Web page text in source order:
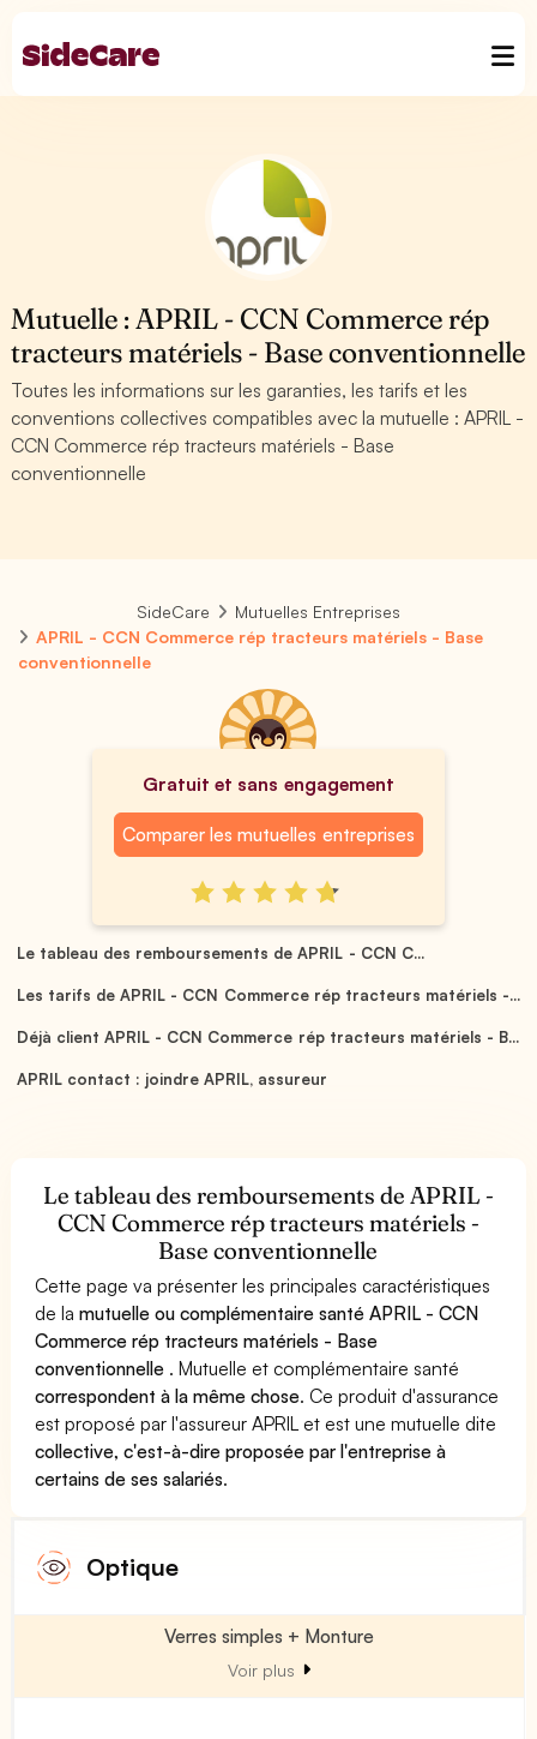
Mutuelle : APRIL - CCN Commerce rép
tracteurs matériels - Base conventionnelle
Toutes les informations sur les garanties, les tarifs et les
conventions collectives compatibles avec la mutuelle : APRIL -
CCN Commerce rép tracteurs matériels - Base
conventionnelle
SideCare
Mutuelles Entreprises
APRIL - CCN Commerce rép tracteurs matériels - Base
conventionnelle
Gratuit et sans engagement
Comparer les mutuelles entreprises
Le tableau des remboursements de APRIL - CCN C...
Les tarifs de APRIL - CCN Commerce rép tracteurs matériels -...
Déjà client APRIL - CCN Commerce rép tracteurs matériels - B...
APRIL contact : joindre APRIL, assureur
Le tableau des remboursements de APRIL -
CCN Commerce rép tracteurs matériels -
Base conventionnelle
Cette page va présenter les principales caractéristiques
de lamutuelle ou complémentaire santé APRIL - CCN
Commerce rép tracteurs matériels - Base
conventionnelle . Mutuelle et complémentaire santé
correspondent à la même chose. Ce produit d'assurance
est proposé par l'assureur APRIL et est une mutuelle dite
collective, c'est-à-dire proposée par l'entreprise à
certains de ses salariés.
Optique
Verres simples + Monture
Voir plus